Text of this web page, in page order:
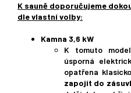
K sauně doporučujeme
dle vlastní volby:
Kamna 3,6 kW
K tomuto
úsporná
opatřena
zapojit do